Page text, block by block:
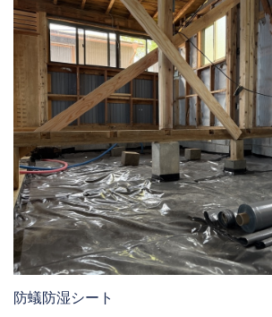
防蟻防湿シート